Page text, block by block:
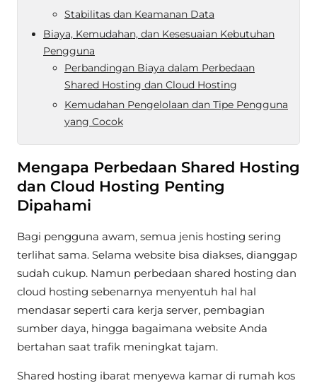
Stabilitas dan Keamanan Data
Biaya, Kemudahan, dan Kesesuaian Kebutuhan
Pengguna
Perbandingan Biaya dalam Perbedaan
Shared Hosting dan Cloud Hosting
Kemudahan Pengelolaan dan Tipe Pengguna
yang Cocok
Mengapa Perbedaan Shared Hosting
dan Cloud Hosting Penting
Dipahami
Bagi pengguna awam, semua jenis hosting sering
terlihat sama. Selama website bisa diakses, dianggap
sudah cukup. Namun perbedaan shared hosting dan
cloud hosting sebenarnya menyentuh hal hal
mendasar seperti cara kerja server, pembagian
sumber daya, hingga bagaimana website Anda
bertahan saat trafik meningkat tajam.
Shared hosting ibarat menyewa kamar di rumah kos